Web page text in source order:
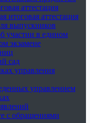
аттестация
итоговая аттестация
выпускников
участии в едином
экзамене
сад
управления
управлением
с обращениями